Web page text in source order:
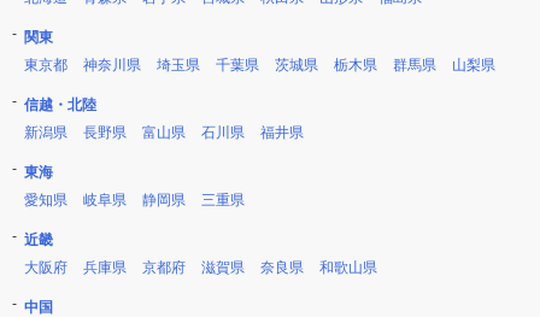
関東
東京都
神奈川県 埼玉県 千葉県 茨城県 栃木県 群馬県 山梨県
信越・北陸
新潟県
長野県 富山県 石川県 福井県
東海
愛知県
岐阜県 静岡県 三重県
近畿
大阪府
兵庫県 京都府 滋賀県 奈良県 和歌山県
中国